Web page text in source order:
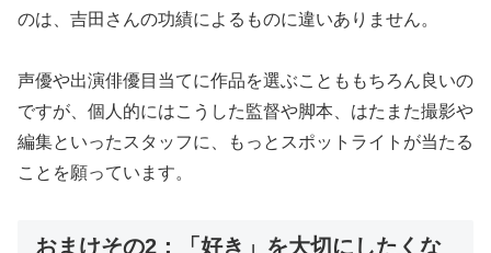
のは、吉田さんの功績によるものに違いありません。
声優や出演俳優目当てに作品を選ぶことももちろん良いの
ですが、個人的にはこうした監督や脚本、はたまた撮影や
編集といったスタッフに、もっとスポットライトが当たる
ことを願っています。
おまけその2：「好き」を大切にしたくな